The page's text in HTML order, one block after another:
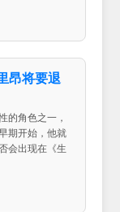
昂将要退
的角色之一，
期开始，他就
会出现在《生